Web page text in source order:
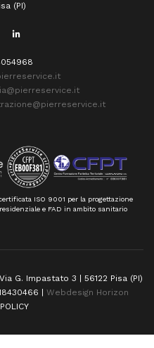
(PI)
ISO 9001 per la progettazione
e FAD in ambito sanitario
G. Impastato 3 | 56122 Pisa (PI)
| Webdesign Horizon